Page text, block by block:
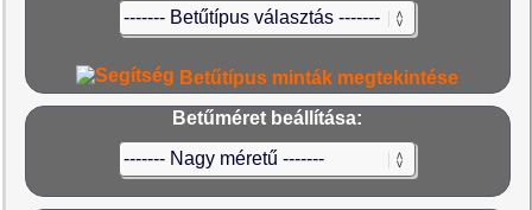
Betűtípus minták megtekintése
Betűméret beállítása: